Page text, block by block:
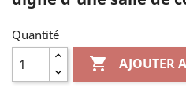
Quantité
 AJOUTER